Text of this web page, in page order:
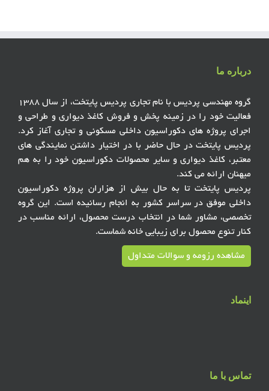
درباره ما
گروه مهندسی پردیس با نام تجاری پردیس پایتخت، از سال ۱۳۸۸
فعالیت خود را در زمینه پخش و فروش کاغذ دیواری و طراحی و
اجرای پروژه های دکوراسیون داخلی مسکونی و تجاری آغاز کرد.
پردیس پایتخت در حال حاضر با در اختیار داشتن نمایندگی های
معتبر، کاغذ دیواری و سایر محصولات دکوراسیون خود را به هم
میهنان ارائه می کند.
پردیس پایتخت تا به حال بیش از هزاران پروژه دکوراسیون
داخلی موفق در سراسر کشور به انجام رسانیده است. این گروه
تخصصی، مشاور شما در انتخاب درست محصول، ارائه مناسب در
کنار تنوع محصول برای زیبایی خانه شماست.
مشاهده رزومه و سوالات متداول
اینماد
تماس با ما